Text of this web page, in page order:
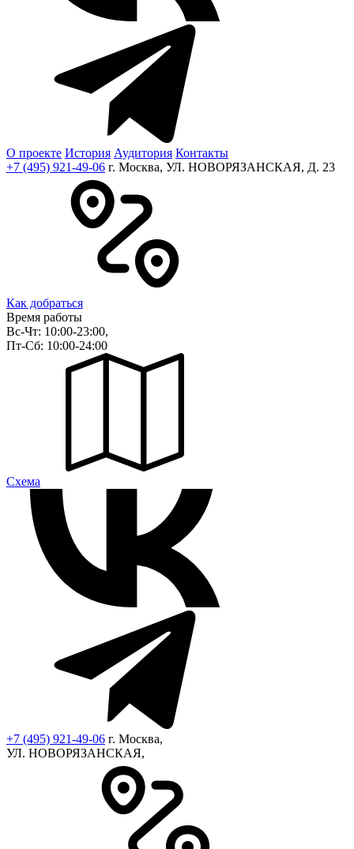
О проекте История Аудитория Контакты
+7 (495) 921-49-06 г. Москва, УЛ. НОВОРЯЗАНСКАЯ, Д. 23
Как добраться
Время работы
Вс-Чт: 10:00-23:00,
Пт-Сб: 10:00-24:00
Cхема
+7 (495) 921-49-06 г. Москва,
УЛ. НОВОРЯЗАНСКАЯ,